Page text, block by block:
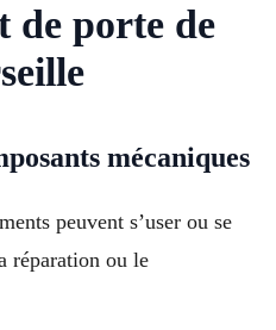
de porte de
mécaniques
peuvent s’user ou se
réparation ou le